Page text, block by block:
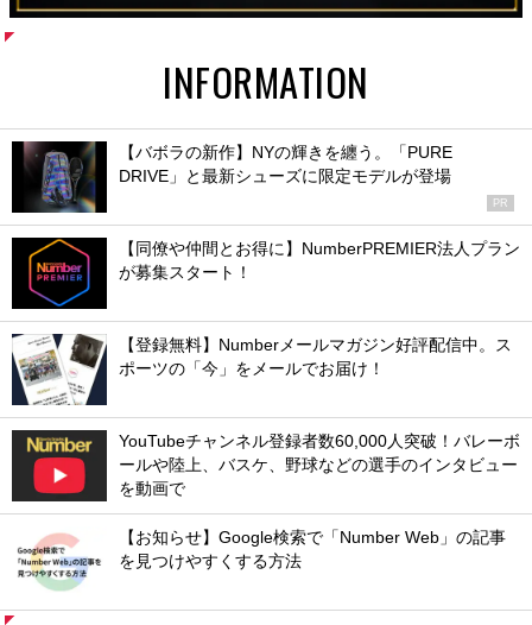
INFORMATION
【バボラの新作】NYの輝きを纏う。「PURE
DRIVE」と最新シューズに限定モデルが登場
PR
【同僚や仲間とお得に】NumberPREMIER法人プラン
が募集スタート！
【登録無料】Numberメールマガジン好評配信中。ス
ポーツの「今」をメールでお届け！
YouTubeチャンネル登録者数60,000人突破！バレーボ
ールや陸上、バスケ、野球などの選手のインタビュー
を動画で
【お知らせ】Google検索で「Number Web」の記事
を見つけやすくする方法